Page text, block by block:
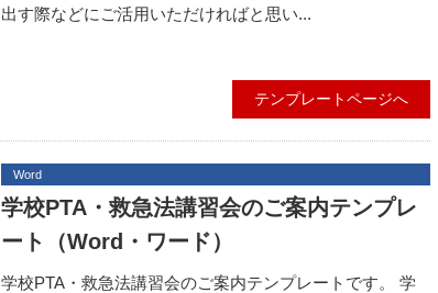
出す際などにご活用いただければと思い...
テンプレートページへ
Word
学校PTA・救急法講習会のご案内テンプレ
ート（Word・ワード）
学校PTA・救急法講習会のご案内テンプレートです。 学